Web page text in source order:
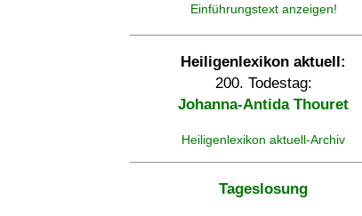
Einführungstext anzeigen!
Heiligenlexikon aktuell:
200. Todestag:
Johanna-Antida Thouret
Heiligenlexikon aktuell-Archiv
Tageslosung